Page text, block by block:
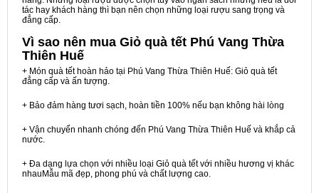
tác hay khách hàng thì bạn nên chọn những loại rượu sang trọng và
đẳng cấp.
Vì sao nên mua Giỏ quà tết Phú Vang Thừa
Thiên Huế
+ Món quà tết hoàn hảo tại Phú Vang Thừa Thiên Huế: Giỏ quà tết
đẳng cấp và ấn tượng.
+ Bảo đảm hàng tươi sạch, hoàn tiền 100% nếu bạn không hài lòng
+ Vận chuyển nhanh chóng đến Phú Vang Thừa Thiên Huế và khắp cả
nước.
+ Đa dạng lựa chọn với nhiều loại Giỏ quà tết với nhiều hương vị khác
nhauMẫu mã đẹp, phong phú và chất lượng cao.